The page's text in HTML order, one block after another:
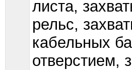
листа,
рельс,
кабельных
отверстием,